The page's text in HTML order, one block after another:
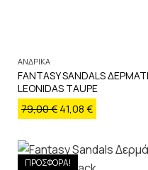
ΑΝΔΡΙΚΑ
FANTASY SANDALS
LEONIDAS TAUPE
79,00€ 41,08 €
ΠΡΟΣΦΟΡΑ!